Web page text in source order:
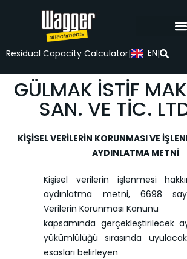
Residual Capacity Calculator| EN|
GÜLMAK İSTİF
SAN. VE TİC.
KİŞİSEL VERİLERİN KORUNMASI VE
AYDINLATMA METNİ
Kişisel verilerin işlenmesi
aydınlatma metni, 6698
Verilerin Korunması Kanunu
kapsamında gerçekleştirilecek
yükümlülüğü sırasında
esasları belirleyen